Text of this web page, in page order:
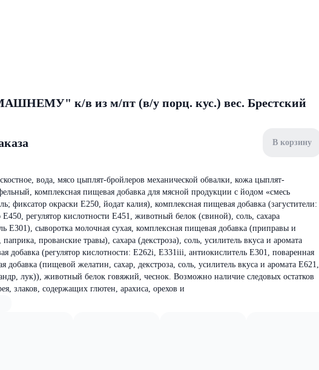
к/в из м/пт (в/у порц. кус.) вес. Брестский
В корзину
вода, мясо цыплят-бройлеров механической обвалки, кожа цыплят-
комплексная пищевая добавка для мясной продукции с йодом «смесь
фиксатор окраски Е250, йодат калия), комплексная пищевая добавка (загустители:
регулятор кислотности Е451, животный белок (свиной), соль, сахара
Е301), сыворотка молочная сухая, комплексная пищевая добавка (приправы и
прованские травы), сахара (декстроза), соль, усилитель вкуса и аромата
добавка (регулятор кислотности: Е262i, Е331iii, антиокислитель Е301, поваренная
добавка (пищевой желатин, сахар, декстроза, соль, усилитель вкуса и аромата Е621,
лук)), животный белок говяжий, чеснок. Возможно наличие следовых остатков
злаков, содержащих глютен, арахиса, орехов и